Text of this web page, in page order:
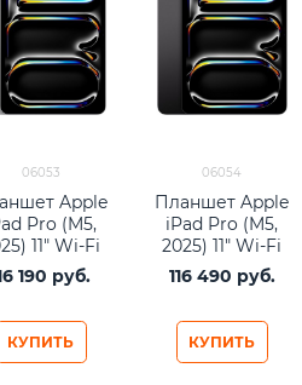
06053
Apple
Pro (M5,
11" Wi-Fi
Silver
190 руб.
КУПИТЬ
06054
Планшет Apple
iPad Pro (M5,
2025) 11" Wi-Fi
512Gb Space
Black
116 490 руб.
КУПИТЬ